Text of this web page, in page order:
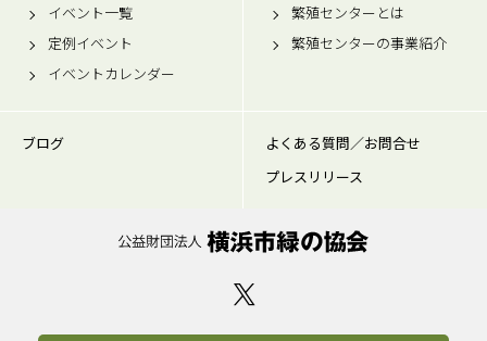
イベント一覧
定例イベント
イベントカレンダー
繁殖センターとは
繁殖センターの事業紹介
ブログ
よくある質問／お問合せ
プレスリリース